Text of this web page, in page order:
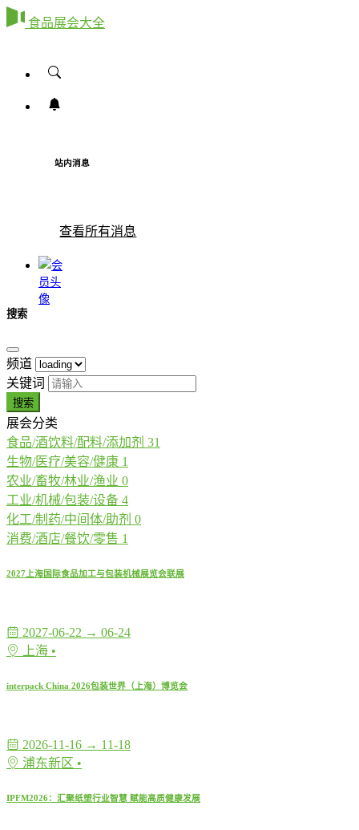
食品展会大全
站内消息
查看所有消息
搜索
频道
关键词
搜索
展会分类
食品/酒饮料/配料/添加剂 31
生物/医疗/美容/健康 1
农业/畜牧/林业/渔业 0
工业/机械/包装/设备 4
化工/制药/中间体/助剂 0
消费/酒店/餐饮/零售 1
2027上海国际食品加工与包装机械展览会联展
2027-06-22 → 06-24
上海 •
interpack China 2026包装世界（上海）博览会
2026-11-16 → 11-18
浦东新区 •
IPFM2026：汇聚纸塑行业智慧 赋能高质健康发展